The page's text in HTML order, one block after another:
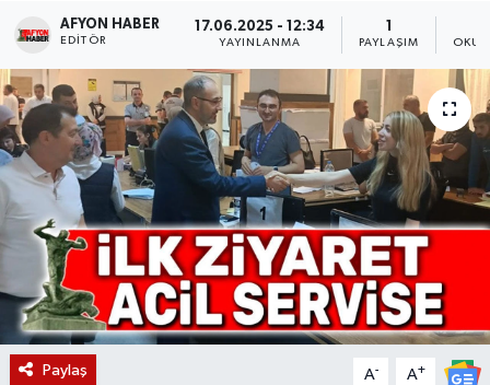
AFYON HABER
EDITÖR
17.06.2025 - 12:34
YAYINLANMA PAYLAŞIM
Paylaş A- A+
Ekonomi
Magazin
Etkinlikler